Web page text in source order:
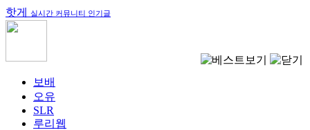
핫게 실시간 커뮤니티 인기글
보배
오유
SLR
루리웹